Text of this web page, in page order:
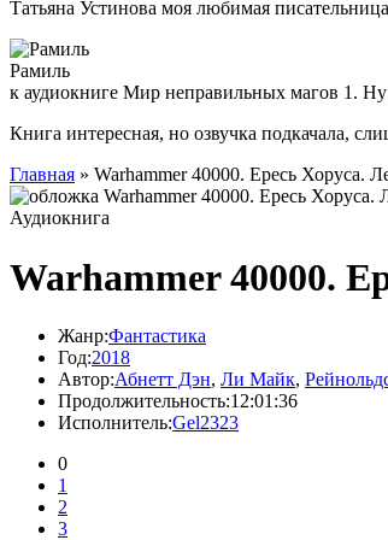
Татьяна Устинова моя любимая писательница
Рамиль
к аудиокниге Мир неправильных магов 1.
Книга интересная, но озвучка подкачала,
Главная » Warhammer 40000. Ересь Хоруса.
Аудиокнига
Warhammer 40000.
Жанр:Фантастика
Год:2018
Автор:Абнетт Дэн, Ли Майк,
Продолжительность:12:01:36
Исполнитель:Gel2323
0
1
2
3